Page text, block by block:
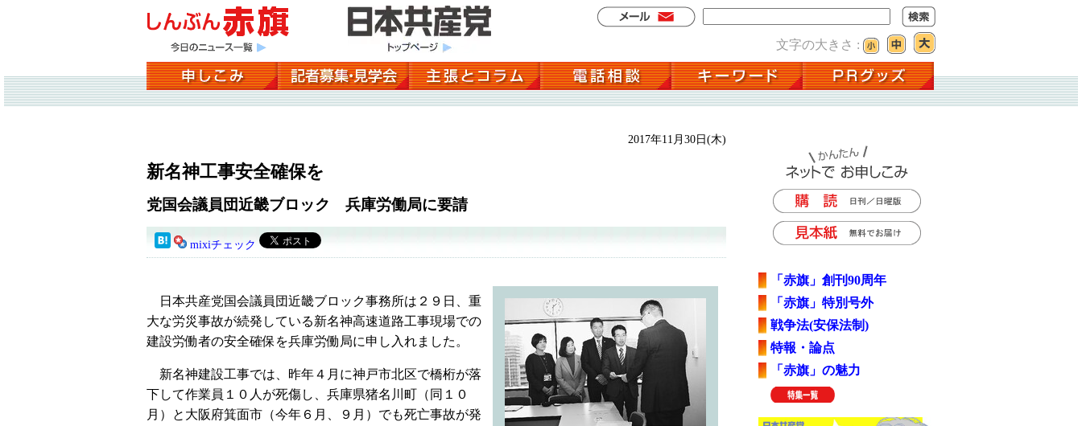
文字の大きさ :
2017年11月30日(木)
新名神工事安全確保を
党国会議員団近畿ブロック 兵庫労働局に要請
mixiチェック
日本共産党国会議員団近畿ブロック事務所は２９日、重
大な労災事故が続発している新名神高速道路工事現場での
建設労働者の安全確保を兵庫労働局に申し入れました。
新名神建設工事では、昨年４月に神戸市北区で橋桁が落
下して作業員１０人が死傷し、兵庫県猪名川町（同１０
月）と大阪府箕面市（今年６月、９月）でも死亡事故が発
「赤旗」創刊90周年
「赤旗」特別号外
戦争法(安保法制)
特報・論点
「赤旗」の魅力